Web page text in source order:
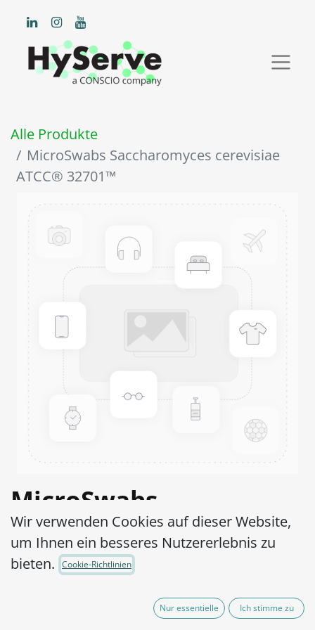
Alle Produkte
MicroSwabs Saccharomyces cerevisiae
ATCC® 32701™
MicroSwabs
Saccharomyces
cerevisiae ATCC®
MSS0010010
Wir verwenden Cookies auf dieser Website,
um Ihnen ein besseres Nutzererlebnis zu
bieten.
Cookie-Richtlinien
Nur essentielle Ich stimme zu